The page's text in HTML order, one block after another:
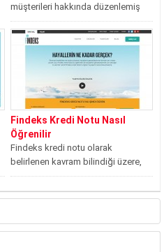
müşterileri hakkında düzenlemiş
oldukları kredi hareketlerini içeren
bir rapordur. Bankalar tarafından
düzenlenen...
Findeks Kredi Notu Nasıl
Öğrenilir
Findeks kredi notu olarak
belirlenen kavram bilindiği üzere,
bireylerin bankalar ile olan finansal
ilişkilerinin geçmişinin...